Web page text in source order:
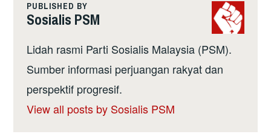
PUBLISHED BY
Sosialis PSM
Lidah rasmi Parti Sosialis Malaysia (PSM).
Sumber informasi perjuangan rakyat dan
perspektif progresif.
View all posts by Sosialis PSM